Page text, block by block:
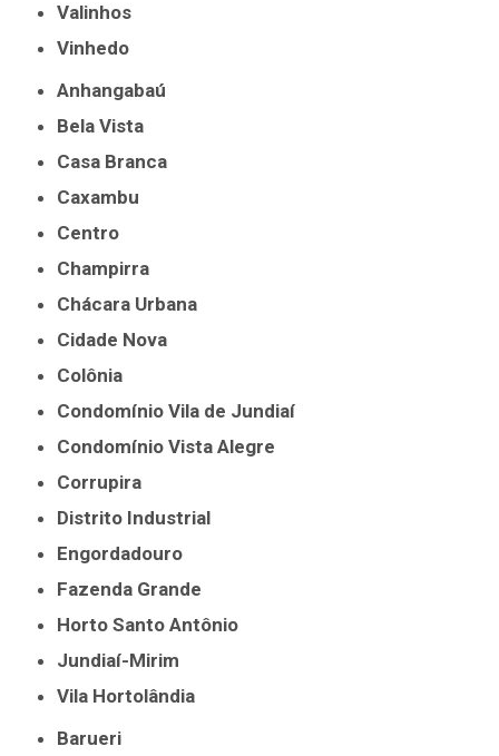
Valinhos
Vinhedo
Anhangabaú
Bela Vista
Casa Branca
Caxambu
Centro
Champirra
Chácara Urbana
Cidade Nova
Colônia
Condomínio Vila de Jundiaí
Condomínio Vista Alegre
Corrupira
Distrito Industrial
Engordadouro
Fazenda Grande
Horto Santo Antônio
Jundiaí-Mirim
Vila Hortolândia
Barueri